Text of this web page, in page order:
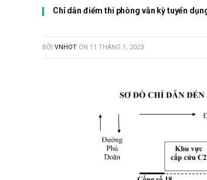
Chỉ dẫn điểm thi phòng vẫn kỳ tuyển
BỞI VNHOT ON 11 THÁNG 1, 2023